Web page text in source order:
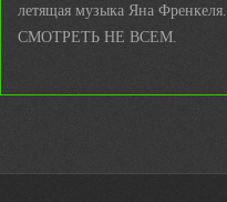
летящая музыка Яна Френкеля.
СМОТРЕТЬ НЕ ВСЕМ.